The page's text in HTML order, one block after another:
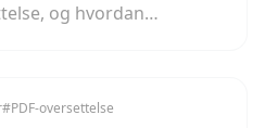
og hvordan
#PDF-oversettelse